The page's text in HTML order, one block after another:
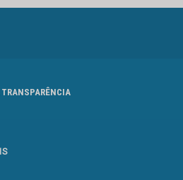
TRANSPARÊNCIA